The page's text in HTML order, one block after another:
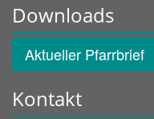
Downloads
Aktueller Pfarrbrief
Kontakt